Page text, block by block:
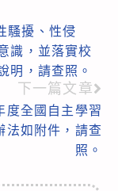
騷擾、性侵
識，並落實校
明，請查照。
下一篇文章
度全國自主學習
法如附件，請查
照。